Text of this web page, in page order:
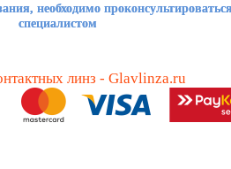
необходимо
специалистом
линз - Glavlinza.ru